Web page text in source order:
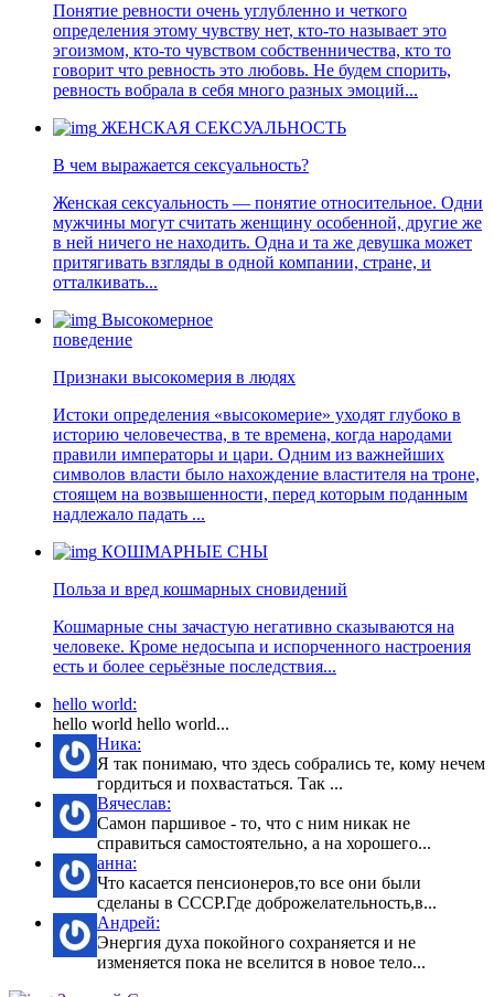
Понятие ревности очень углубленно и четкого
определения этому чувству нет, кто-то называет это
эгоизмом, кто-то чувством собственничества, кто то
говорит что ревность это любовь. Не будем спорить,
ревность вобрала в себя много разных эмоций...
ЖЕНСКАЯ СЕКСУАЛЬНОСТЬ
В чем выражается сексуальность?
Женская сексуальность — понятие относительное. Одни
мужчины могут считать женщину особенной, другие же
в ней ничего не находить. Одна и та же девушка может
притягивать взгляды в одной компании, стране, и
отталкивать...
Высокомерное
поведение
Признаки высокомерия в людях
Истоки определения «высокомерие» уходят глубоко в
историю человечества, в те времена, когда народами
правили императоры и цари. Одним из важнейших
символов власти было нахождение властителя на троне,
стоящем на возвышенности, перед которым поданным
надлежало падать ...
КОШМАРНЫЕ СНЫ
Польза и вред кошмарных сновидений
Кошмарные сны зачастую негативно сказываются на
человеке. Кроме недосыпа и испорченного настроения
есть и более серьёзные последствия...
hello world:
hello world hello world...
Ника:
Я так понимаю, что здесь собрались те, кому нечем
гордиться и похвастаться. Так ...
Вячеслав:
Самон паршивое - то, что с ним никак не
справиться самостоятельно, а на хорошего...
анна:
Что касается пенсионеров,то все они были
сделаны в СССР.Где доброжелательность,в...
Андрей:
Энергия духа покойного сохраняется и не
изменяется пока не вселится в новое тело...